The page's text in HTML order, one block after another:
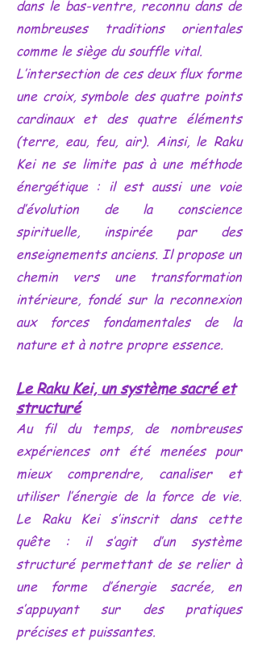
dans le bas-ventre, reconnu dans de
nombreuses traditions orientales
comme le siège du souffle vital.
L’intersection de ces deux flux forme
une croix, symbole des quatre points
cardinaux et des quatre éléments
(terre, eau, feu, air). Ainsi, le Raku
Kei ne se limite pas à une méthode
énergétique : il est aussi une voie
d’évolution de la conscience
spirituelle, inspirée par des
enseignements anciens. Il propose un
chemin vers une transformation
intérieure, fondé sur la reconnexion
aux forces fondamentales de la
nature et à notre propre essence.
Le Raku Kei, un système sacré et
structuré
Au fil du temps, de nombreuses
expériences ont été menées pour
mieux comprendre, canaliser et
utiliser l’énergie de la force de vie.
Le Raku Kei s’inscrit dans cette
quête : il s’agit d’un système
structuré permettant de se relier à
une forme d’énergie sacrée, en
s’appuyant sur des pratiques
précises et puissantes.